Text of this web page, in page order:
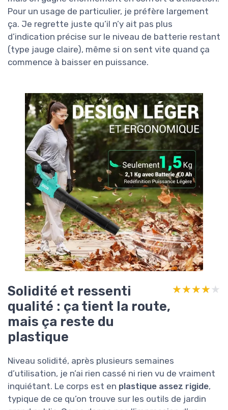
Pour un usage de particulier, je préfère largement
ça. Je regrette juste qu’il n’y ait pas plus
d’indication précise sur le niveau de batterie restant
(type jauge claire), même si on sent vite quand ça
commence à baisser en puissance.
Solidité et ressenti
qualité : ça tient la route,
mais ça reste du
plastique
★★★★★
★★★★★
Niveau solidité, après plusieurs semaines
d’utilisation, je n’ai rien cassé ni rien vu de vraiment
inquiétant. Le corps est en plastique assez rigide,
typique de ce qu’on trouve sur les outils de jardin